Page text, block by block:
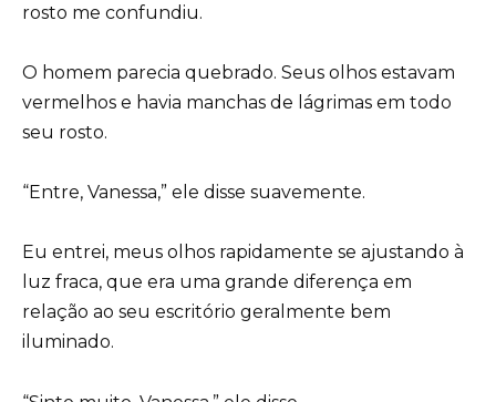
rosto me confundiu.
O homem parecia quebrado. Seus olhos estavam
vermelhos e havia manchas de lágrimas em todo
seu rosto.
“Entre, Vanessa,” ele disse suavemente.
Eu entrei, meus olhos rapidamente se ajustando à
luz fraca, que era uma grande diferença em
relação ao seu escritório geralmente bem
iluminado.